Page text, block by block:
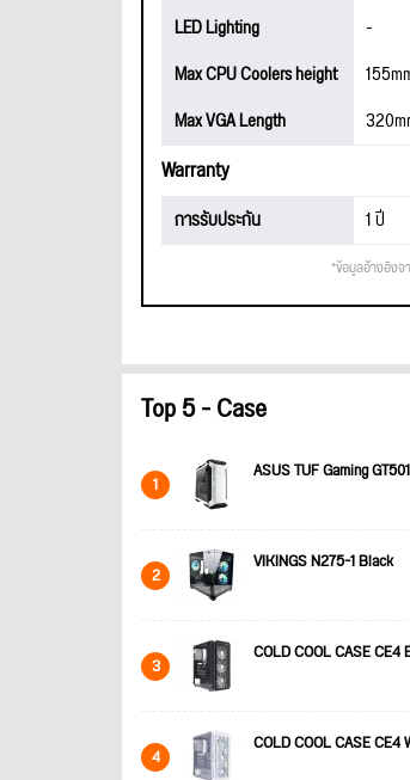
LED Lighting
-
Max CPU Coolers height
Max VGA Length
Warranty
การรับประกัน 1 ปี
*ข้อมูลอ้างอิงจ
Top 5 - Case
1 ASUS TUF Gaming
2 VIKINGS N275-1 Black
3 COLD COOL CASE CE4
4 COLD COOL CASE CE4